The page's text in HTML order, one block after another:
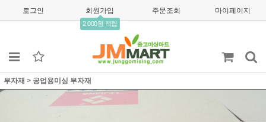
로그인 회원가입
2,000원 적립
주문조회 마이페이지
부자재 > 공업용미싱 부자재